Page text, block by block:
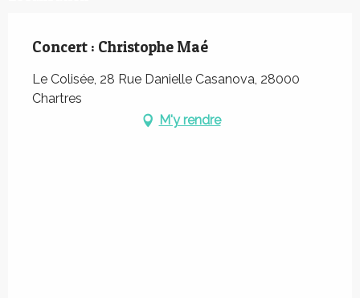
Concert : Christophe Maé
Le Colisée, 28 Rue Danielle Casanova, 28000
Chartres
M'y rendre